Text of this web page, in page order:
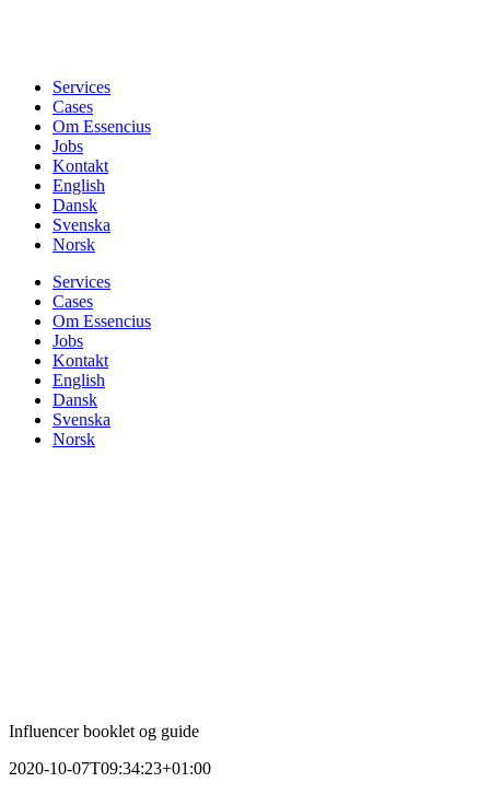
Services
Cases
Om Essencius
Jobs
Kontakt
English
Dansk
Svenska
Norsk
Services
Cases
Om Essencius
Jobs
Kontakt
English
Dansk
Svenska
Norsk
Influencer booklet og guide
2020-10-07T09:34:23+01:00